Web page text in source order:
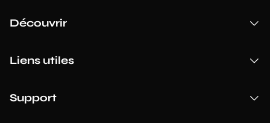
Découvrir
Liens utiles
Support